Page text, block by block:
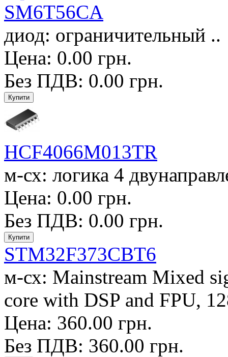
SM6T56CA
диод: ограничительный ..
Цена: 0.00 грн.
Без ПДВ: 0.00 грн.
HCF4066M013TR
м-сх: логика 4
Цена: 0.00 грн.
Без ПДВ: 0.00 грн.
STM32F373CBT6
м-сх: Mainstream Mixed
core with DSP and FPU,
Цена: 360.00 грн.
Без ПДВ: 360.00 грн.